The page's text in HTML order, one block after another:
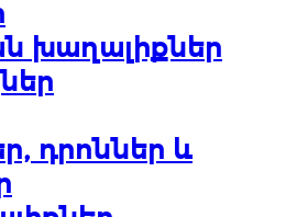
խաղալիքներ
դրոններ և